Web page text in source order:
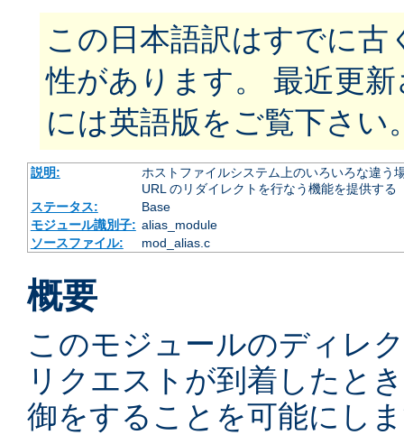
この日本語訳はすでに古
性があります。 最近更
には英語版をご覧下さい
説明:
ホストファイルシステム上のいろいろな違う
URL のリダイレクトを行なう機能を提供する
ステータス:
Base
モジュール識別子: alias_module
ソースファイル:
mod_alias.c
概要
このモジュールのディレ
リクエストが到着したと
御をすることを可能にし